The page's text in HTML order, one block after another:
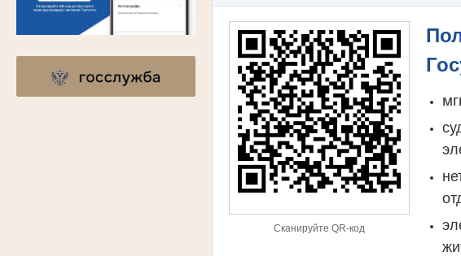
Сканируйте QR-код